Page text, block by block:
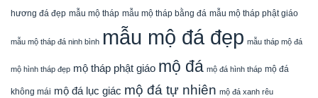
hương đá đẹp mẫu mộ tháp mẫu mộ tháp bằng đá mẫu mộ tháp phật giáo
mẫu mộ tháp đá ninh bình mẫu mộ đá đẹp mẫu tháp mộ đá
mộ hình tháp đẹp mộ tháp phật giáo mộ đá mộ đá hình tháp mộ đá
không mái mộ đá lục giác mộ đá tự nhiên mộ đá xanh rêu